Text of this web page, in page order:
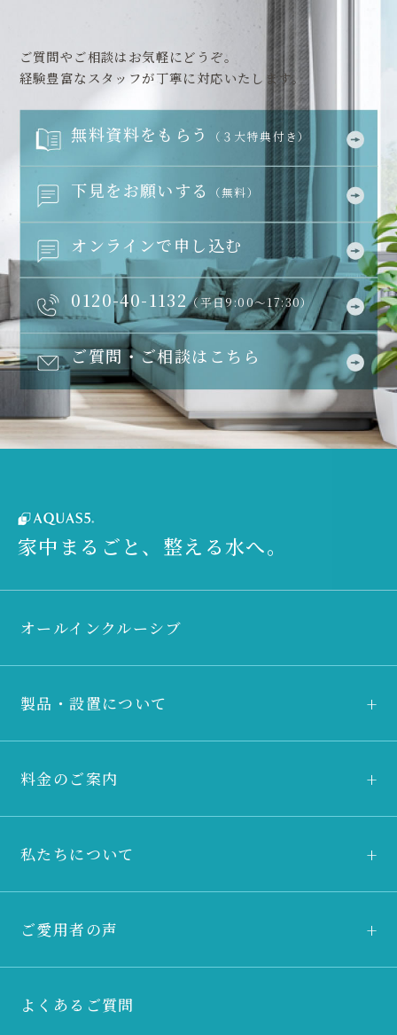
ご質問やご相談はお気軽にどうぞ。
経験豊富なスタッフが丁寧に対応いたします。
無料資料をもらう （３大特典付き）
下見をお願いする （無料）
オンラインで申し込む
0120-40-1132（平日9:00～17:30）
ご質問・ご相談はこちら
家中まるごと、整える水へ。
オールインクルーシブ
製品・設置について
料金のご案内
私たちについて
ご愛用者の声
よくあるご質問